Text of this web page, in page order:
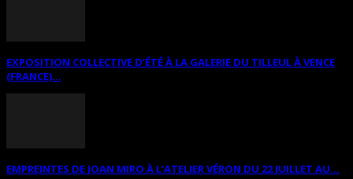
EXPOSITION COLLECTIVE D’ÉTÉ À LA GALERIE DU TILLEUL À VENCE
(FRANCE)...
EMPREINTES DE JOAN MIRO À L’ATELIER VÉRON DU 22 JUILLET AU...